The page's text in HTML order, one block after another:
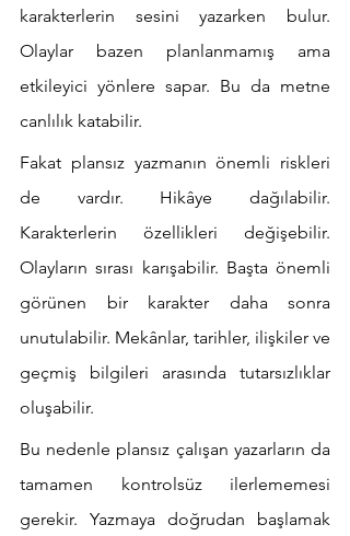
karakterlerin sesini yazarken bulur.
Olaylar bazen planlanmamış ama
etkileyici yönlere sapar. Bu da metne
canlılık katabilir.
Fakat plansız yazmanın önemli riskleri
de vardır. Hikâye dağılabilir.
Karakterlerin özellikleri değişebilir.
Olayların sırası karışabilir. Başta önemli
görünen bir karakter daha sonra
unutulabilir. Mekânlar, tarihler, ilişkiler ve
geçmiş bilgileri arasında tutarsızlıklar
oluşabilir.
Bu nedenle plansız çalışan yazarların da
tamamen kontrolsüz ilerlememesi
gerekir. Yazmaya doğrudan başlamak